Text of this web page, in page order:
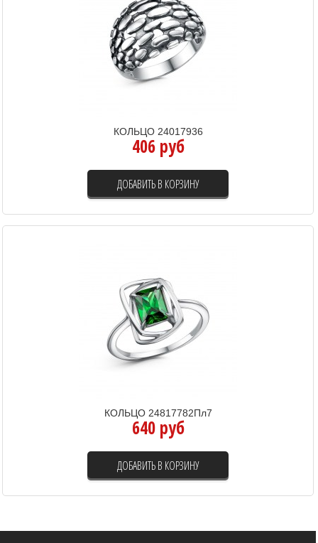
КОЛЬЦО 24017936
406 руб
ДОБАВИТЬ В КОРЗИНУ
КОЛЬЦО 24817782Пл7
640 руб
ДОБАВИТЬ В КОРЗИНУ